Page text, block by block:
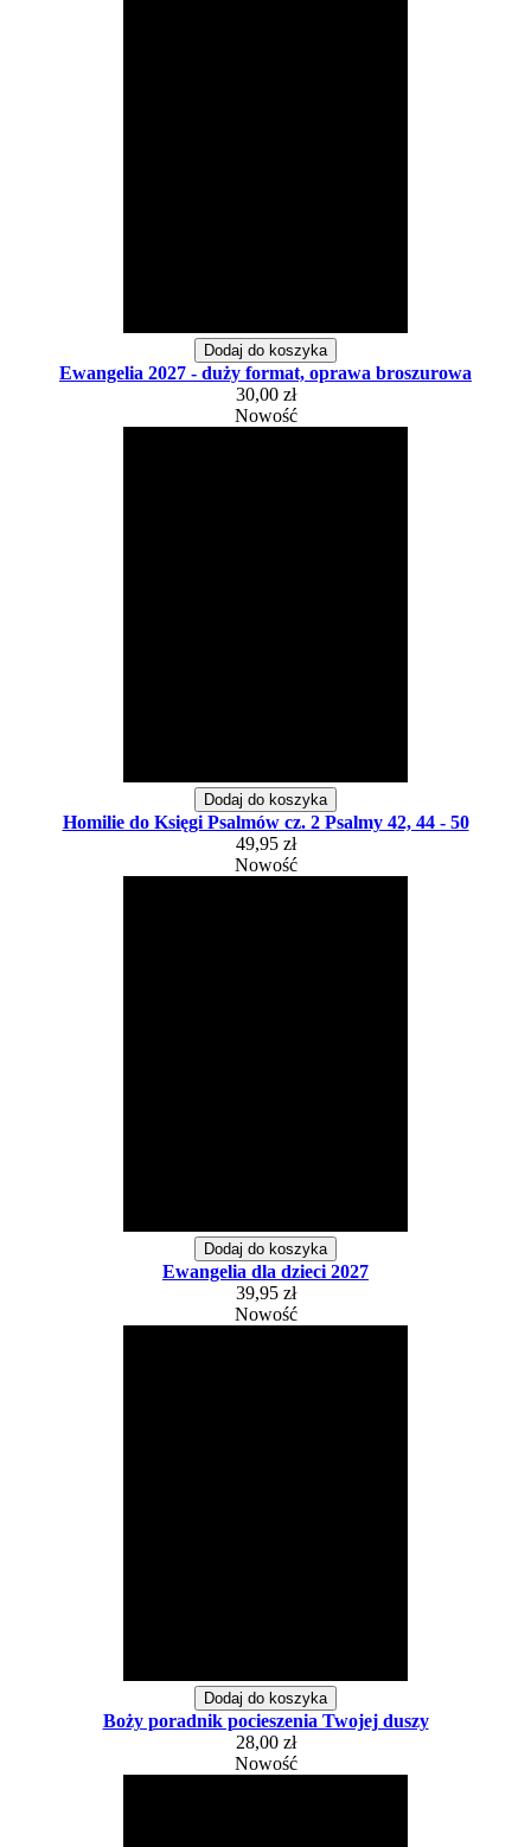
Dodaj do koszyka
Ewangelia 2027 - duży format, oprawa broszurowa
30,00 zł
Nowość
Dodaj do koszyka
Homilie do Księgi Psalmów cz. 2 Psalmy 42, 44 - 50
49,95 zł
Nowość
Dodaj do koszyka
Ewangelia dla dzieci 2027
39,95 zł
Nowość
Dodaj do koszyka
Boży poradnik pocieszenia Twojej duszy
28,00 zł
Nowość